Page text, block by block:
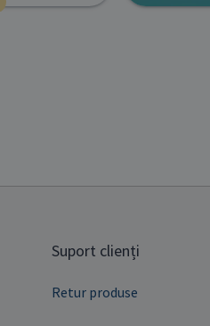
Suport clienți
Retur produse